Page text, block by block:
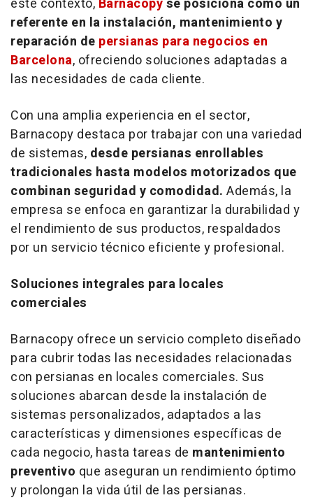
este contexto, Barnacopyse posiciona como un
referente en la instalación, mantenimiento y
reparación de persianas para negocios en
Barcelona, ofreciendo soluciones adaptadas a
las necesidades de cada cliente.
Con una amplia experiencia en el sector,
Barnacopy destaca por trabajar con una variedad
de sistemas, desde persianas enrollables
tradicionales hasta modelos motorizados que
combinan seguridad y comodidad. Además, la
empresa se enfoca en garantizar la durabilidad y
el rendimiento de sus productos, respaldados
por un servicio técnico eficiente y profesional.
Soluciones integrales para locales
comerciales
Barnacopy ofrece un servicio completo diseñado
para cubrir todas las necesidades relacionadas
con persianas en locales comerciales. Sus
soluciones abarcan desde la instalación de
sistemas personalizados, adaptados a las
características y dimensiones específicas de
cada negocio, hasta tareas de mantenimiento
preventivo que aseguran un rendimiento óptimo
y prolongan la vida útil de las persianas.